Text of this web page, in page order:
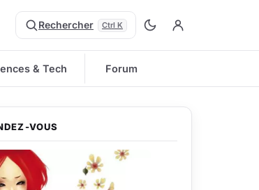
Rechercher Ctrl K
& Tech Forum
VOUS